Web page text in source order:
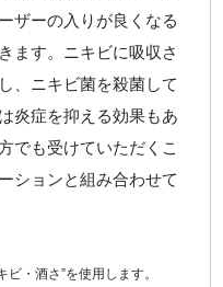
26,900円（税込）→
22,870円（税込）
24,500円（税込）→
20,830円（税込）
7,000円（税込）
ザーの入りが良くなる
ます。ニキビに吸収さ
、ニキビ菌を殺菌して
炎症を抑える効果もあ
でも受けていただくこ
ションと組み合わせて
・酒さ”を使用します。